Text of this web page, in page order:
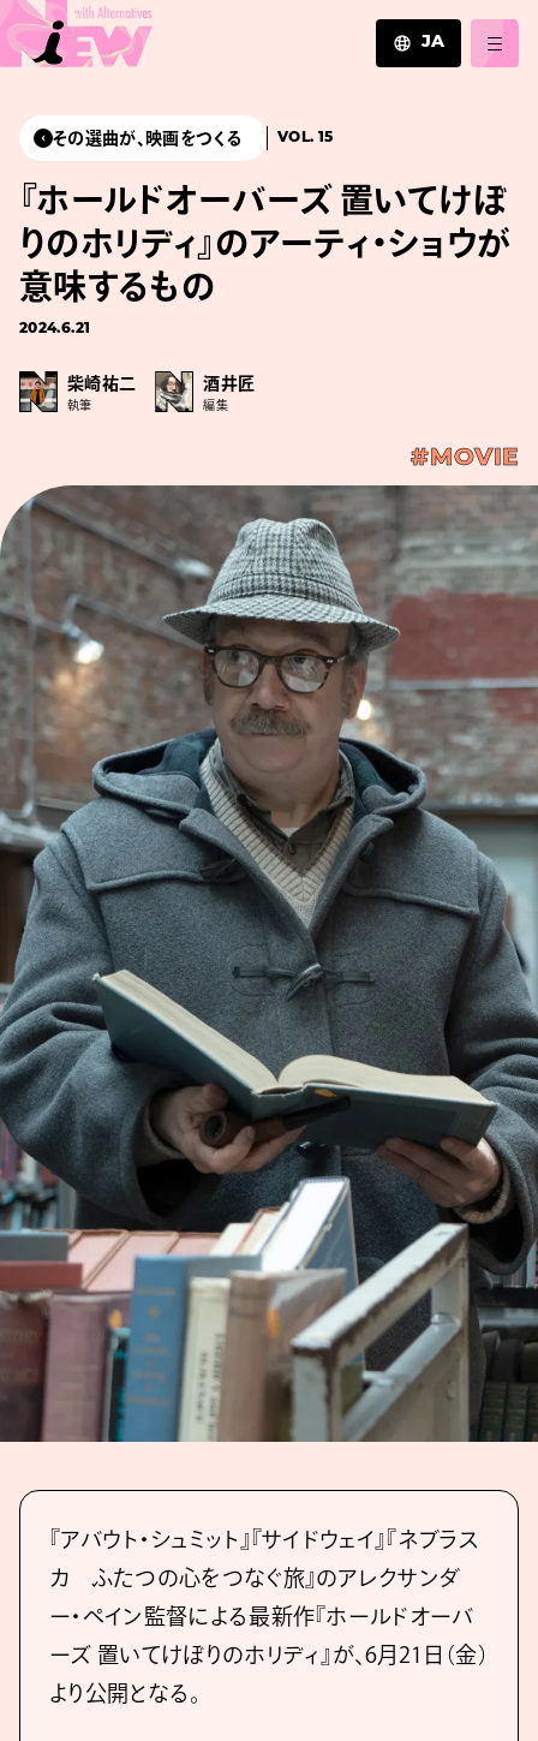
JA
その選曲が、映画をつくる VOL. 15
『ホールドオーバーズ 置いてけぼ
りのホリディ』のアーティ・ショウが
意味するもの
2024.6.21
柴崎祐二
執筆
酒井匠
編集
#MOVIE
『アバウト・シュミット』『サイドウェイ』『ネブラス
カ ふたつの心をつなぐ旅』のアレクサンダ
ー・ペイン監督による最新作『ホールドオーバ
ーズ 置いてけぼりのホリディ』が、6月21日（金）
より公開となる。